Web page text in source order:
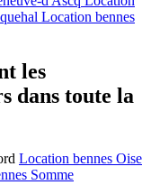
Location bennes
les
dans toute la
Location bennes Oise
Somme